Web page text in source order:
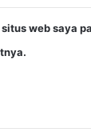
web saya